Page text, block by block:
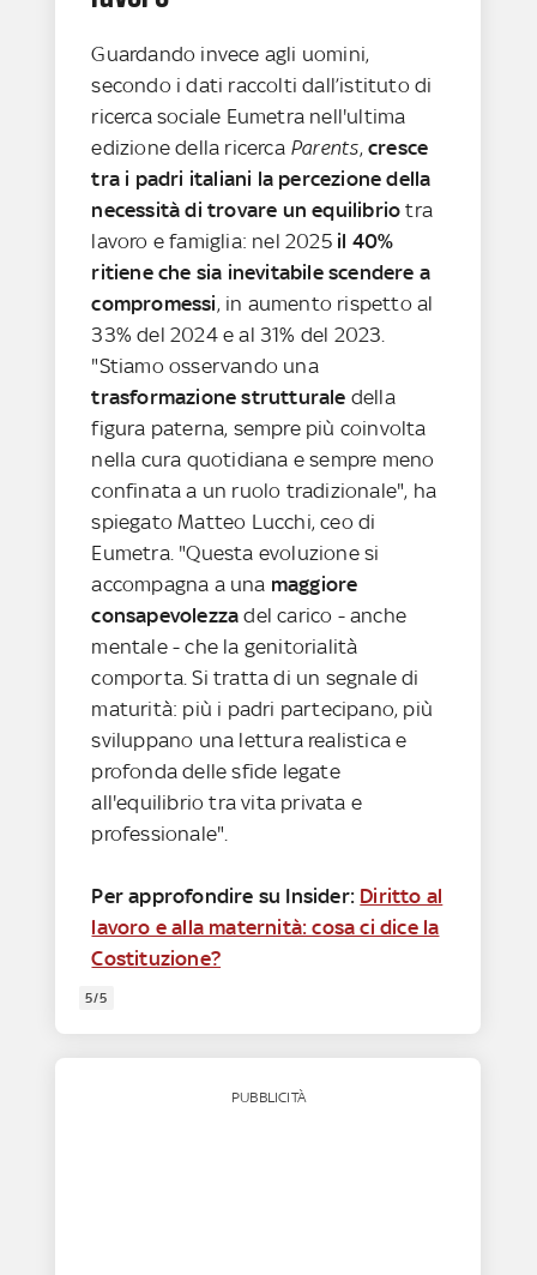
Guardando invece agli uomini,
secondo i dati raccolti dall’istituto di
ricerca sociale Eumetra nell'ultima
edizione della ricerca Parents, cresce
tra i padri italiani la percezione della
necessità di trovare un equilibrio tra
lavoro e famiglia: nel 2025 il 40%
ritiene che sia inevitabile scendere a
compromessi, in aumento rispetto al
33% del 2024 e al 31% del 2023.
"Stiamo osservando una
trasformazione strutturale della
figura paterna, sempre più coinvolta
nella cura quotidiana e sempre meno
confinata a un ruolo tradizionale", ha
spiegato Matteo Lucchi, ceo di
Eumetra. "Questa evoluzione si
accompagna a una maggiore
consapevolezzadel carico - anche
mentale - che la genitorialità
comporta. Si tratta di un segnale di
maturità: più i padri partecipano, più
sviluppano una lettura realistica e
profonda delle sfide legate
all'equilibrio tra vita privata e
professionale".
Per approfondire su Insider: Diritto al
lavoro e alla maternità: cosa ci dice la
Costituzione?
5/5
PUBBLICITÀ